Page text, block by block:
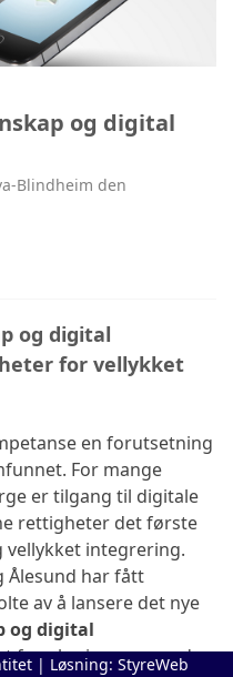
og digital
Blindheim den
og digital
for vellykket
en forutsetning
For mange
er tilgang til digitale
rettigheter det første
integrering.
Ålesund har fått
av å lansere det nye
og digital
for ukrainere og andre
| Løsning: StyreWeb